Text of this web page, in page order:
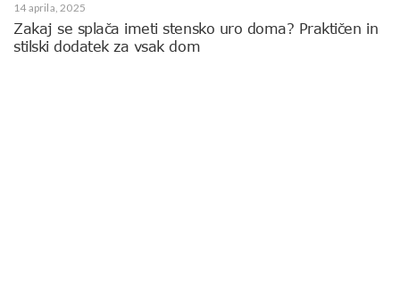
14 aprila, 2025
Zakaj se splača imeti stensko uro doma? Praktičen in
stilski dodatek za vsak dom